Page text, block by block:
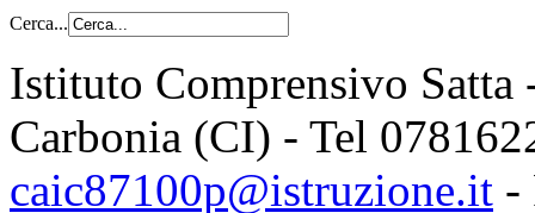
Cerca...
Istituto Comprensivo
Carbonia (CI) - Tel
caic87100p@istruzione.it -